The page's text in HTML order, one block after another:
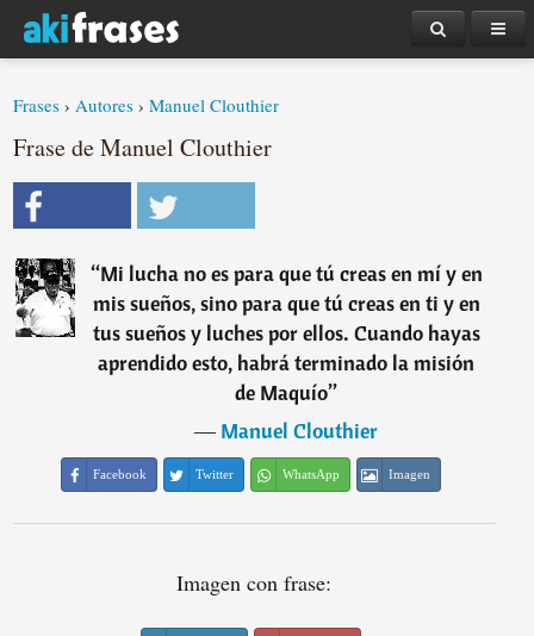
Frases ›Autores ›Manuel Clouthier
Frase de Manuel Clouthier
“Mi lucha no es para que tú creas en mí y en
mis sueños, sino para que tú creas en ti y en
tus sueños y luches por ellos. Cuando hayas
aprendido esto, habrá terminado la misión
de Maquío”
―Manuel Clouthier
Facebook Twitter WhatsApp Imagen
Imagen con frase: